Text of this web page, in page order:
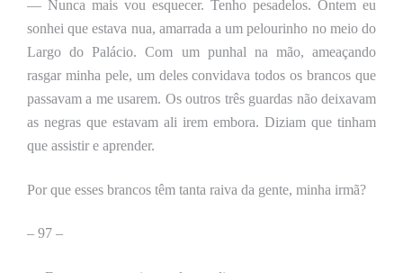
— Nunca mais vou esquecer. Tenho pesadelos. Ontem eu
sonhei que estava nua, amarrada a um pelourinho no meio do
Largo do Palácio. Com um punhal na mão, ameaçando
rasgar minha pele, um deles convidava todos os brancos que
passavam a me usarem. Os outros três guardas não deixavam
as negras que estavam ali irem embora. Diziam que tinham
que assistir e aprender.
Por que esses brancos têm tanta raiva da gente, minha irmã?
– 97 –